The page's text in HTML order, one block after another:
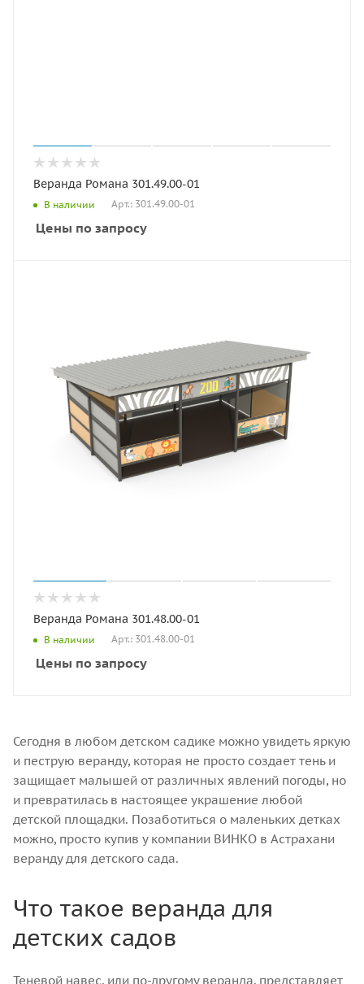
Веранда Романа 301.49.00-01
В наличии Арт.: 301.49.00-01
Цены по запросу
Веранда Романа 301.48.00-01
В наличии Арт.: 301.48.00-01
Цены по запросу
Сегодня в любом детском садике можно увидеть яркую
и пеструю веранду, которая не просто создает тень и
защищает малышей от различных явлений погоды, но
и превратилась в настоящее украшение любой
детской площадки. Позаботиться о маленьких детках
можно, просто купив у компании ВИНКО в Астрахани
веранду для детского сада.
Что такое веранда для
детских садов
Теневой навес, или по-другому веранда, представляет